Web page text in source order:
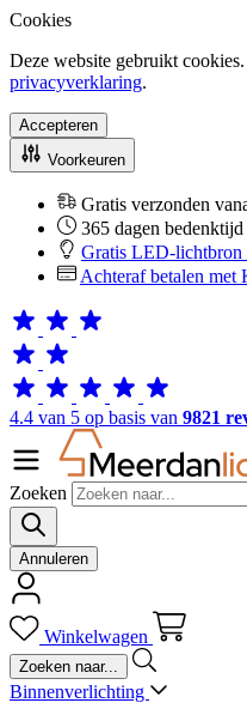
Cookies
Deze website gebruikt
privacyverklaring.
Accepteren
Voorkeuren
Gratis verzonden
365 dagen bedenktijd
Gratis LED-lichtbron
Achteraf betalen met
4.4 van 5 op basis van 9821
Zoeken
Annuleren
Winkelwagen
Binnenverlichting